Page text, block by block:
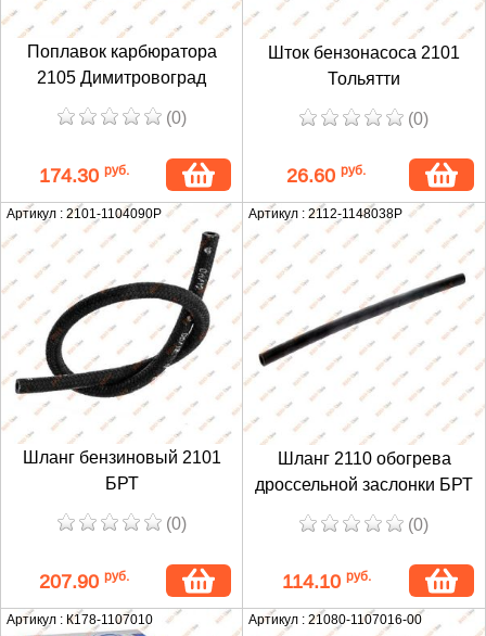
Поплавок карбюратора
2105 Димитровоград
(0)
174.30 руб.
Шток бензонасоса 2101
Тольятти
(0)
26.60 руб.
Артикул : 2101-1104090Р
Шланг бензиновый 2101
БРТ
(0)
207.90 руб.
Артикул : 2112-1148038Р
Шланг 2110 обогрева
дроссельной заслонки БРТ
(0)
114.10 руб.
Артикул : К178-1107010 Артикул : 21080-1107016-00